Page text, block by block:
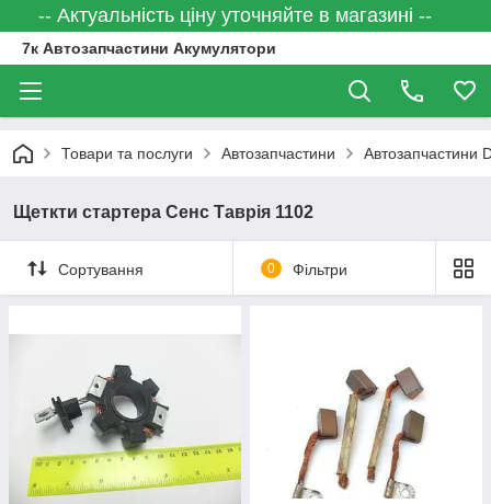
-- Актуальність ціну уточняйте в магазині --
7к Автозапчастини Акумулятори
Товари та послуги Автозапчастини Автозапчастини
Щеткти стартера Сенс Таврія 1102
Сортування 0 Фільтри